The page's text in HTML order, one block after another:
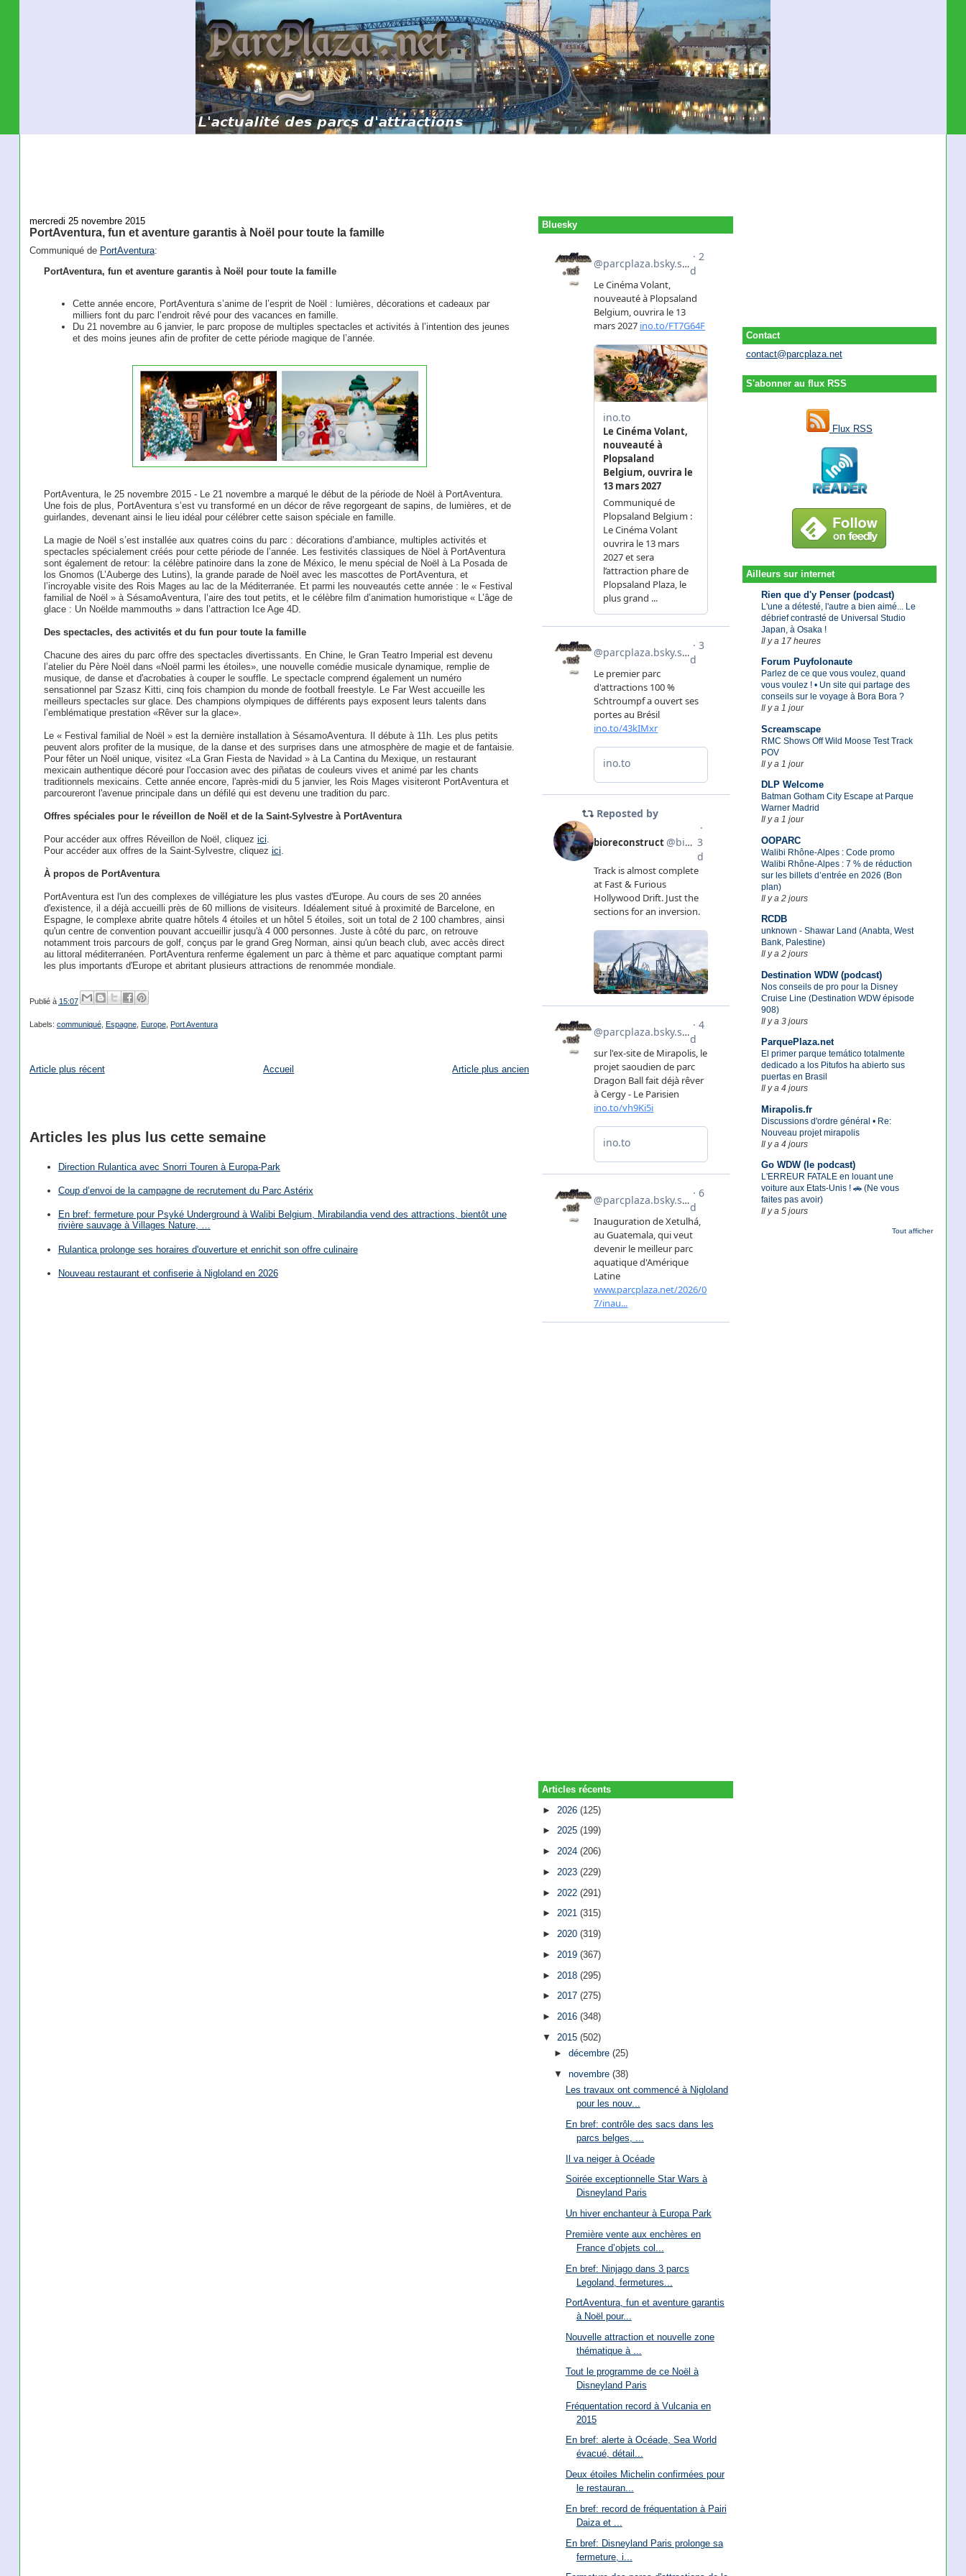
Contact
contact@parcplaza.net
S'abonner au flux RSS
Flux RSS
Ailleurs sur internet
Rien que d'y Penser (podcast)
L'une a détesté, l'autre a bien aimé... Le
débrief contrasté de Universal Studio
Japan, à Osaka !
Il y a 17 heures
Forum Puyfolonaute
Parlez de ce que vous voulez, quand
vous voulez ! • Un site qui partage des
conseils sur le voyage à Bora Bora ?
Il y a 1 jour
Screamscape
RMC Shows Off Wild Moose Test Track
POV
Il y a 1 jour
DLP Welcome
Batman Gotham City Escape at Parque
Warner Madrid
Il y a 1 jour
OOPARC
Walibi Rhône-Alpes : Code promo
Walibi Rhône-Alpes : 7 % de réduction
sur les billets d’entrée en 2026 (Bon
plan)
Il y a 2 jours
RCDB
unknown - Shawar Land (Anabta, West
Bank, Palestine)
Il y a 2 jours
Destination WDW (podcast)
Nos conseils de pro pour la Disney
Cruise Line (Destination WDW épisode
908)
Il y a 3 jours
ParquePlaza.net
El primer parque temático totalmente
dedicado a los Pitufos ha abierto sus
puertas en Brasil
Il y a 4 jours
Mirapolis.fr
Discussions d'ordre général • Re:
Nouveau projet mirapolis
Il y a 4 jours
Go WDW (le podcast)
L'ERREUR FATALE en louant une
voiture aux Etats-Unis ! 🚗 (Ne vous
faites pas avoir)
Il y a 5 jours
Tout afficher
mercredi 25 novembre 2015
PortAventura, fun et aventure garantis à Noël pour toute la famille
Communiqué de PortAventura:
PortAventura, fun et aventure garantis à Noël pour toute la famille
Cette année encore, PortAventura s’anime de l’esprit de Noël : lumières, décorations et cadeaux par
milliers font du parc l’endroit rêvé pour des vacances en famille.
Du 21 novembre au 6 janvier, le parc propose de multiples spectacles et activités à l’intention des jeunes
et des moins jeunes afin de profiter de cette période magique de l’année.
PortAventura, le 25 novembre 2015 - Le 21 novembre a marqué le début de la période de Noël à PortAventura.
Une fois de plus, PortAventura s’est vu transformé en un décor de rêve regorgeant de sapins, de lumières, et de
guirlandes, devenant ainsi le lieu idéal pour célébrer cette saison spéciale en famille.
La magie de Noël s’est installée aux quatres coins du parc : décorations d’ambiance, multiples activités et
spectacles spécialement créés pour cette période de l’année. Les festivités classiques de Nöel à PortAventura
sont également de retour: la célèbre patinoire dans la zone de México, le menu spécial de Noël à La Posada de
los Gnomos (L’Auberge des Lutins), la grande parade de Noël avec les mascottes de PortAventura, et
l’incroyable visite des Rois Mages au lac de la Méditerranée. Et parmi les nouveautés cette année : le « Festival
familial de Noël » à SésamoAventura, l’aire des tout petits, et le célèbre film d’animation humoristique « L’âge de
glace : Un Noëlde mammouths » dans l’attraction Ice Age 4D.
Des spectacles, des activités et du fun pour toute la famille
Chacune des aires du parc offre des spectacles divertissants. En Chine, le Gran Teatro Imperial est devenu
l’atelier du Père Noël dans «Noël parmi les étoiles», une nouvelle comédie musicale dynamique, remplie de
musique, de danse et d'acrobaties à couper le souffle. Le spectacle comprend également un numéro
sensationnel par Szasz Kitti, cinq fois champion du monde de football freestyle. Le Far West accueille les
meilleurs spectacles sur glace. Des champions olympiques de différents pays exposent leurs talents dans
l’emblématique prestation «Rêver sur la glace».
Le « Festival familial de Noël » est la dernière installation à SésamoAventura. Il débute à 11h. Les plus petits
peuvent alors profiter de la musique, de la danse et des surprises dans une atmosphère de magie et de fantaisie.
Pour fêter un Noël unique, visitez «La Gran Fiesta de Navidad » à La Cantina du Mexique, un restaurant
mexicain authentique décoré pour l'occasion avec des piñatas de couleurs vives et animé par les chants
traditionnels mexicains. Cette année encore, l'après-midi du 5 janvier, les Rois Mages visiteront PortAventura et
parcoureront l'avenue principale dans un défilé qui est devenu une tradition du parc.
Offres spéciales pour le réveillon de Noël et de la Saint-Sylvestre à PortAventura
Pour accéder aux offres Réveillon de Noël, cliquez ici.
Pour accéder aux offres de la Saint-Sylvestre, cliquez ici.
À propos de PortAventura
PortAventura est l'un des complexes de villégiature les plus vastes d'Europe. Au cours de ses 20 années
d'existence, il a déjà accueilli près de 60 millions de visiteurs. Idéalement situé à proximité de Barcelone, en
Espagne, le complexe abrite quatre hôtels 4 étoiles et un hôtel 5 étoiles, soit un total de 2 100 chambres, ainsi
qu'un centre de convention pouvant accueillir jusqu'à 4 000 personnes. Juste à côté du parc, on retrouve
notamment trois parcours de golf, conçus par le grand Greg Norman, ainsi qu'un beach club, avec accès direct
au littoral méditerranéen. PortAventura renferme également un parc à thème et parc aquatique comptant parmi
les plus importants d'Europe et abritant plusieurs attractions de renommée mondiale.
Publié à 15:07
Labels: communiqué, Espagne, Europe, Port Aventura
Article plus récent Article plus ancien
Accueil
Articles les plus lus cette semaine
Direction Rulantica avec Snorri Touren à Europa-Park
Coup d’envoi de la campagne de recrutement du Parc Astérix
En bref: fermeture pour Psyké Underground à Walibi Belgium, Mirabilandia vend des attractions, bientôt une
rivière sauvage à Villages Nature, …
Rulantica prolonge ses horaires d'ouverture et enrichit son offre culinaire
Nouveau restaurant et confiserie à Nigloland en 2026
Bluesky
Articles récents
► 2026(125)
►2025(199)
►2024(206)
► 2023(229)
► 2022(291)
►2021(315)
►2020(319)
► 2019(367)
► 2018(295)
►2017(275)
►2016(348)
▼ 2015(502)
► décembre (25)
▼ novembre (38)
Les travaux ont commencé à Nigloland
pour les nouv...
En bref: contrôle des sacs dans les
parcs belges, ...
Il va neiger à Océade
Soirée exceptionnelle Star Wars à
Disneyland Paris
Un hiver enchanteur à Europa Park
Première vente aux enchères en
France d’objets col...
En bref: Ninjago dans 3 parcs
Legoland, fermetures...
PortAventura, fun et aventure garantis
à Noël pour...
Nouvelle attraction et nouvelle zone
thématique à ...
Tout le programme de ce Noël à
Disneyland Paris
Fréquentation record à Vulcania en
2015
En bref: alerte à Océade, Sea World
évacué, détail...
Deux étoiles Michelin confirmées pour
le restauran...
En bref: record de fréquentation à Pairi
Daiza et ...
En bref: Disneyland Paris prolonge sa
fermeture, i...